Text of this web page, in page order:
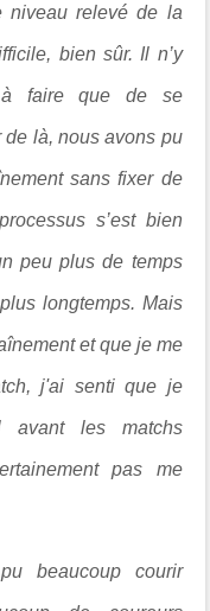
niveau relevé de la
bien sûr. Il n’y
à faire que de se
de là, nous avons pu
sans fixer de
s’est bien
peu plus de temps
longtemps. Mais
et que je me
j'ai senti que je
avant les matchs
pas me
beaucoup courir